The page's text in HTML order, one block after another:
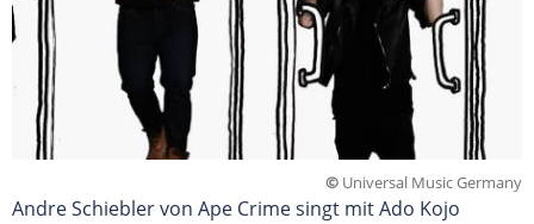
© Universal Music Germany
Andre Schiebler von Ape Crime singt mit Ado Kojo